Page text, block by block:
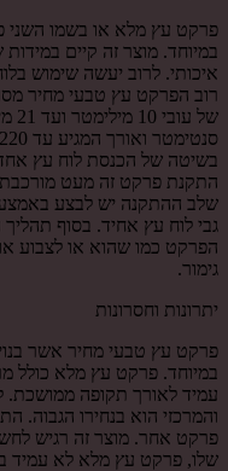
פרקט עץ מלא או בשמו השני
במיוחד. מוצר זה קיים
איכותי. לרוב יעשה שימוש
רוב הפרקט עץ טבעי מחיר
בשיטה של הכנסת לוח עץ
התקנת פרקט זה מעט מורכבת
שלב ההתקנה יש לבצע
גבי לוח עץ אחיד. בסוף
הפרקט כמו שהוא או לצבוע
גימור.
יתרונות וחסרונות
פרקט עץ טבעי מחיר אשר
במיוחד. פרקט עץ מלא כולל
עמיד לאורך תקופה ממושכת.
והמרכזי הוא בנחירו הגבוה.
פרקט אחר. מוצר זה רגיש
שלו, פרקט עץ מלא לא עמיד